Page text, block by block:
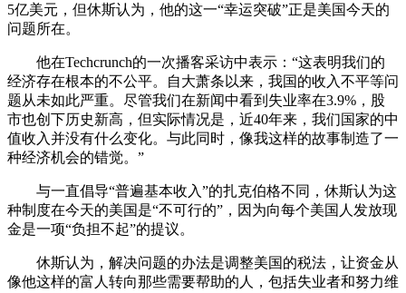
5亿美元，但休斯认为，他的这一“幸运突破”正是美国今天的
问题所在。
他在Techcrunch的一次播客采访中表示：“这表明我们的
经济存在根本的不公平。自大萧条以来，我国的收入不平等问
题从未如此严重。尽管我们在新闻中看到失业率在3.9%，股
市也创下历史新高，但实际情况是，近40年来，我们国家的中
值收入并没有什么变化。与此同时，像我这样的故事制造了一
种经济机会的错觉。”
与一直倡导“普遍基本收入”的扎克伯格不同，休斯认为这
种制度在今天的美国是“不可行的”，因为向每个美国人发放现
金是一项“负担不起”的提议。
休斯认为，解决问题的办法是调整美国的税法，让资金从
像他这样的富人转向那些需要帮助的人，包括失业者和努力维